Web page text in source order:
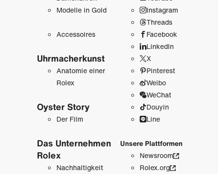
Modelle in Gold
Accessoires
Uhrmacher­kunst
Anatomie einer
Rolex
Oyster Story
Der Film
Das Unternehmen
Rolex
Nachhaltigkeit
Instagram
Threads
Facebook
LinkedIn
X
Pinterest
Weibo
WeChat
Douyin
Line
Unsere Plattformen
Newsroom
Rolex.org